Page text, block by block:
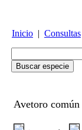
Inicio | Consultas
Avetoro común